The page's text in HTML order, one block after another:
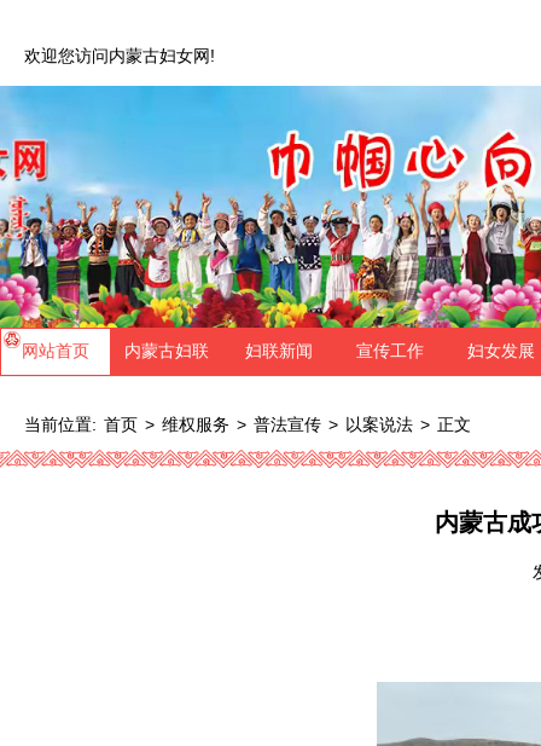
欢迎您访问内蒙古妇女网!
网站首页 内蒙古妇联 妇联新闻 宣传工作 妇女发展
当前位置: 首页 > 维权服务 > 普法宣传 > 以案说法 > 正文
内蒙古成